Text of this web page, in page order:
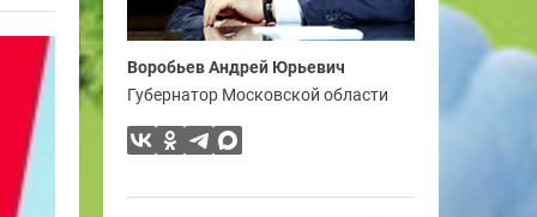
Воробьев Андрей Юрьевич
Губернатор Московской области